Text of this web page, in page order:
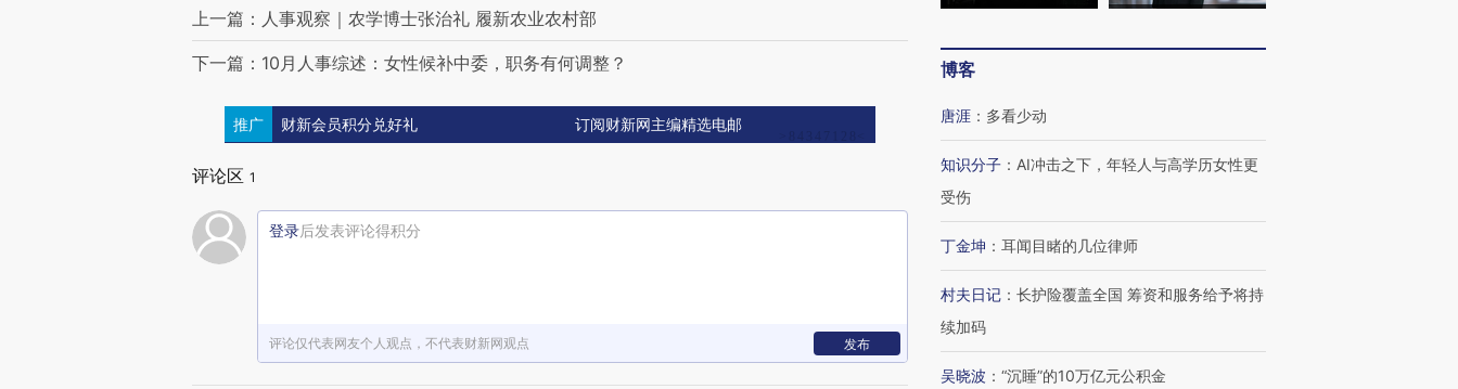
上一篇：人事观察｜农学博士张治礼 履新农业农村部
下一篇：10月人事综述：女性候补中委，职务有何调整？
推广 财新会员积分兑好礼 订阅财新网主编精选电邮
评论区 1
登录后发表评论得积分
评论仅代表网友个人观点，不代表财新网观点 发布
博客
唐涯 ： 多看少动
知识分子 ： AI冲击之下，年轻人与高学历女性更
受伤
丁金坤 ： 耳闻目睹的几位律师
村夫日记 ： 长护险覆盖全国 筹资和服务给予将持
续加码
吴晓波 ： “沉睡”的10万亿元公积金